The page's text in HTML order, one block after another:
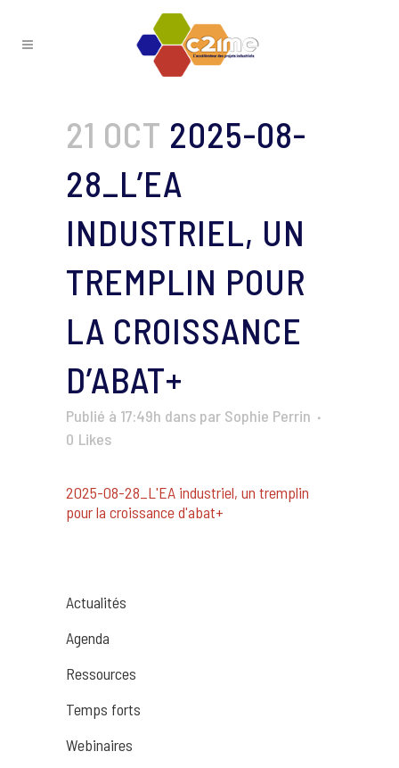
21 OCT 2025-08-
28_L’EA
INDUSTRIEL, UN
TREMPLIN POUR
LA CROISSANCE
D’ABAT+
Publié à 17:49h dans par Sophie Perrin
0 Likes
2025-08-28_L'EA industriel, un tremplin
pour la croissance d'abat+
Actualités
Agenda
Ressources
Temps forts
Webinaires